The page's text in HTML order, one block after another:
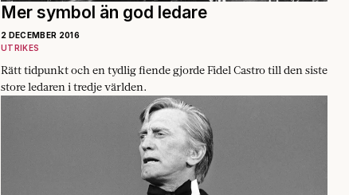
Mer symbol än god ledare
2 DECEMBER 2016
UTRIKES
Rätt tidpunkt och en tydlig fiende gjorde Fidel Castro till den siste
store ledaren i tredje världen.